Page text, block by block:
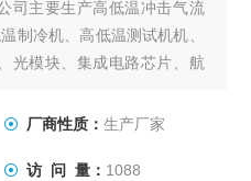
司主要生产高低温冲击气流
制冷机、高低温测试机机、
光模块、集成电路芯片、航
加热控温系统 芯片散热制
厂商性质： 生产厂家
访 问 量： 1088